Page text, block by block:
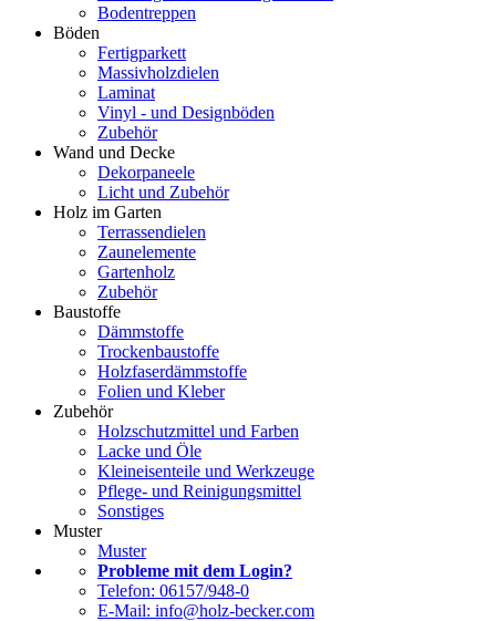
Bodentreppen
Böden
Fertigparkett
Massivholzdielen
Laminat
Vinyl - und Designböden
Zubehör
Wand und Decke
Dekorpaneele
Licht und Zubehör
Holz im Garten
Terrassendielen
Zaunelemente
Gartenholz
Zubehör
Baustoffe
Dämmstoffe
Trockenbaustoffe
Holzfaserdämmstoffe
Folien und Kleber
Zubehör
Holzschutzmittel und Farben
Lacke und Öle
Kleineisenteile und Werkzeuge
Pflege- und Reinigungsmittel
Sonstiges
Muster
Muster
Probleme mit dem Login?
Telefon: 06157/948-0
E-Mail: info@holz-becker.com